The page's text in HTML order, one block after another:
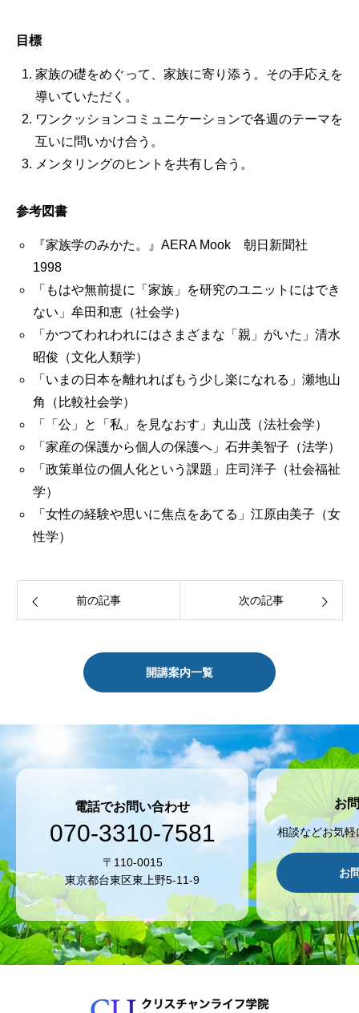
目標
家族の礎をめぐって、家族に寄り添う。その手応えを
導いていただく。
ワンクッションコミュニケーションで各週のテーマを
互いに問いかけ合う。
メンタリングのヒントを共有し合う。
参考図書
『家族学のみかた。』AERA Mook 朝日新聞社
1998
「もはや無前提に「家族」を研究のユニットにはでき
ない」牟田和恵（社会学）
「かつてわれわれにはさまざまな「親」がいた」清水
昭俊（文化人類学）
「いまの日本を離れればもう少し楽になれる」瀬地山
角（比較社会学）
「「公」と「私」を見なおす」丸山茂（法社会学）
「家産の保護から個人の保護へ」石井美智子（法学）
「政策単位の個人化という課題」庄司洋子（社会福祉
学）
「女性の経験や思いに焦点をあてる」江原由美子（女
性学）
前の記事 次の記事
開講案内一覧
電話でお問い合わせ
070-3310-7581
〒110-0015
東京都台東区東上野5-11-9
お
相談などお気
お